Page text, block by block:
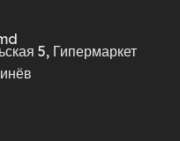
5, Гипермаркет